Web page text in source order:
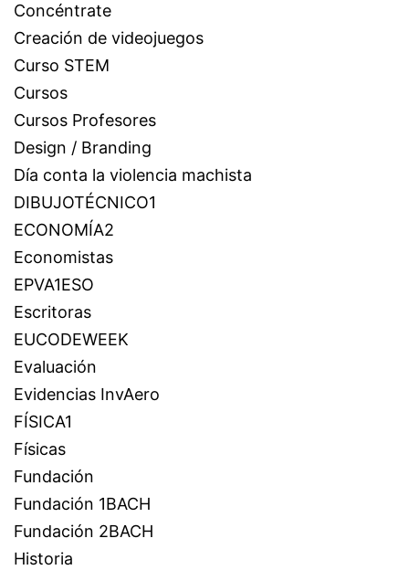
Concéntrate
Creación de videojuegos
Curso STEM
Cursos
Cursos Profesores
Design / Branding
Día conta la violencia machista
DIBUJOTÉCNICO1
ECONOMÍA2
Economistas
EPVA1ESO
Escritoras
EUCODEWEEK
Evaluación
Evidencias InvAero
FÍSICA1
Físicas
Fundación
Fundación 1BACH
Fundación 2BACH
Historia